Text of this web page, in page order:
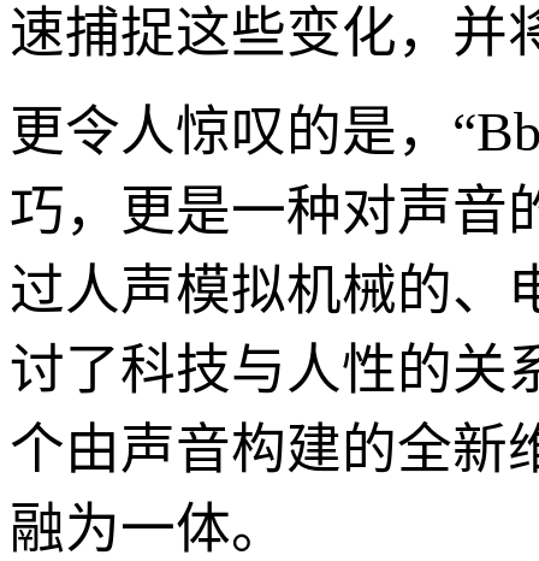
速捕捉这些变化，并
更令人惊叹的是，
巧，更是一种对声音
过人声模拟机械的、
讨了科技与人性的关
个由声音构建的全新
融为一体。